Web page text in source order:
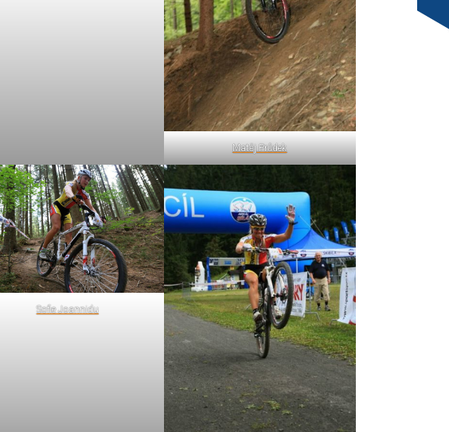
Matěj Průdek
Sofie Joannidu